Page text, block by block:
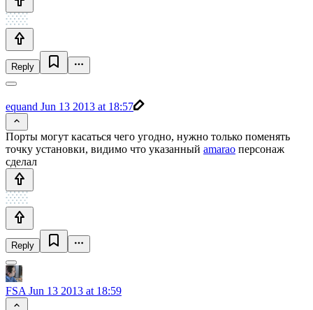
Reply
equand Jun 13 2013 at 18:57
Порты могут касаться чего угодно, нужно только поменять
точку установки, видимо что указанный amarao персонаж
сделал
Reply
FSA Jun 13 2013 at 18:59